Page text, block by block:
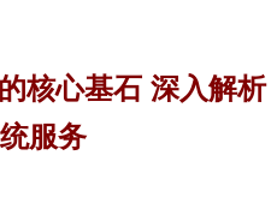
核心基石 深入解析
服务